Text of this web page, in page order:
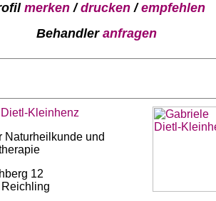
merken/drucken/empfehlen
Behandler anfragen
Kleinhenz
Naturheilkunde und
12